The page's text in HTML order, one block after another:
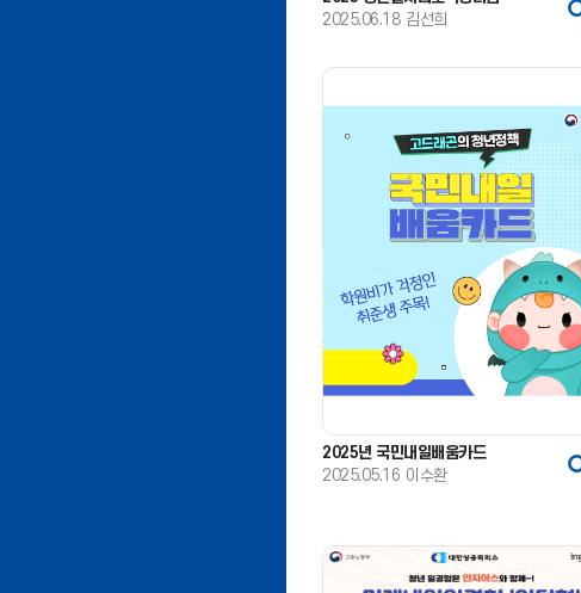
2025.06.18 김선희
2025년 국민내일배움카드
2025.05.16 이수환